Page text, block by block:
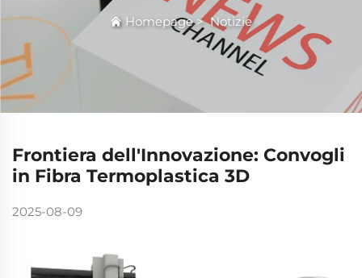
Homepage>Notizie
Frontiera dell'Innovazione: Convogli
in Fibra Termoplastica 3D
2025-08-09